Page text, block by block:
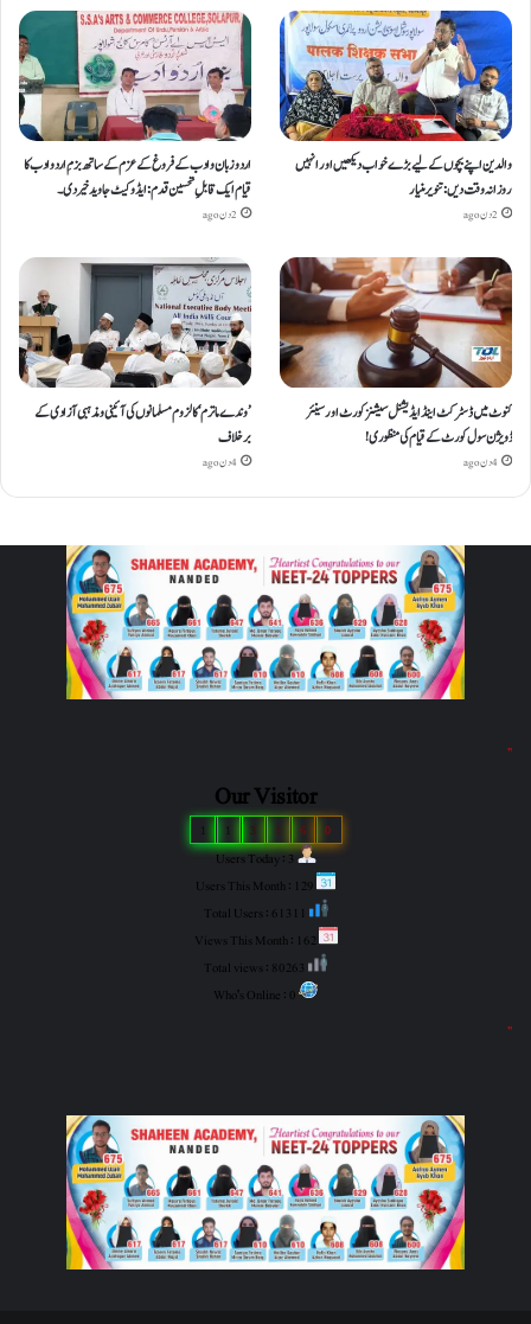
والدین اپنے بچوں کے لیے بڑے خواب دیکھیں اور انہیں
روزانہ وقت دیں : تنویر منیار
2 دن ago
اردو زبان و ادب کے فروغ کے عزم کے ساتھ بزمِ اردو ادب کا
قیام ایک قابلِ تحسین قدم : ایڈوکیٹ جاوید خیردی۔
2 دن ago
کنوٹ میں ڈسٹرکٹ اینڈ ایڈیشنل سیشنز کورٹ اور سینئر
ڈویژن سول کورٹ کے قیام کی منظوری!
4 دن ago
’وندے ماترم‘ کا لزوم مسلمانوں کی آئینی ومذہبی آزادی کے
برخلاف
4 دن ago
"
Our Visitor
0
6
1
1
Users Today : 3
"